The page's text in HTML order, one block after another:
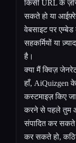
किसी URL के
सकते हो या
वेबसाइट पर
सहकर्मियों या
है।
क्या मैं क्विज़
हाँ, AiQuizgen
कस्टमाइज़ किए
करने से पहले तुम
संपादित कर सकते
कर सकते हो,